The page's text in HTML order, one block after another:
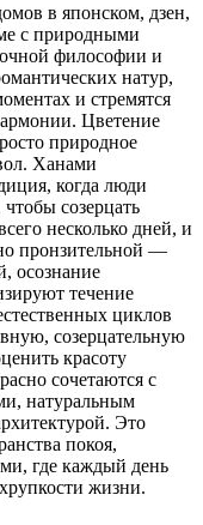
в японском, дзен,
с природными
философии и
натур,
и стремятся
Цветение
природное
Ханами
когда люди
созерцать
несколько дней, и
пронзительной —
осознание
течение
циклов
созерцательную
красоту
сочетаются с
натуральным
Это
покоя,
где каждый день
жизни.